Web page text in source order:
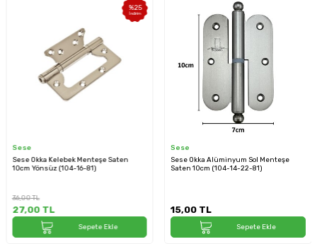
%25
İndirim
Sese
Sese Okka Kelebek Menteşe Saten
10cm Yönsüz (104-16-81)
36,00TL
27,00TL
Sepete Ekle
Sese
Sese Okka Alüminyum Sol Menteşe
Saten 10cm (104-14-22-81)
15,00TL
Sepete Ekle